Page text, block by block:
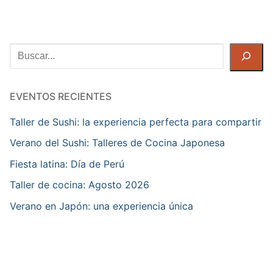
Buscar
EVENTOS RECIENTES
Taller de Sushi: la experiencia perfecta para compartir
Verano del Sushi: Talleres de Cocina Japonesa
Fiesta latina: Día de Perú
Taller de cocina: Agosto 2026
Verano en Japón: una experiencia única